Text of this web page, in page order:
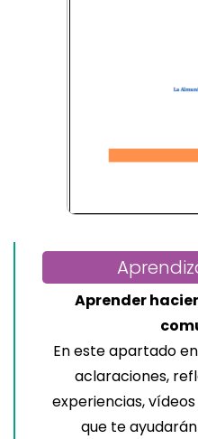
Aprender
En este apartado
aclaraciones,
experiencias,
que te